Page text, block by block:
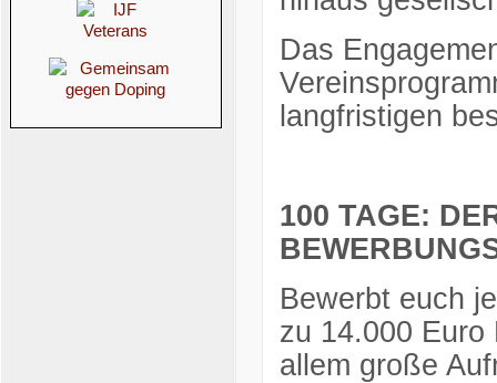
Das
langfristigen
100 TAGE:
Bewerbt euch
zu 14.000 Euro
allem große